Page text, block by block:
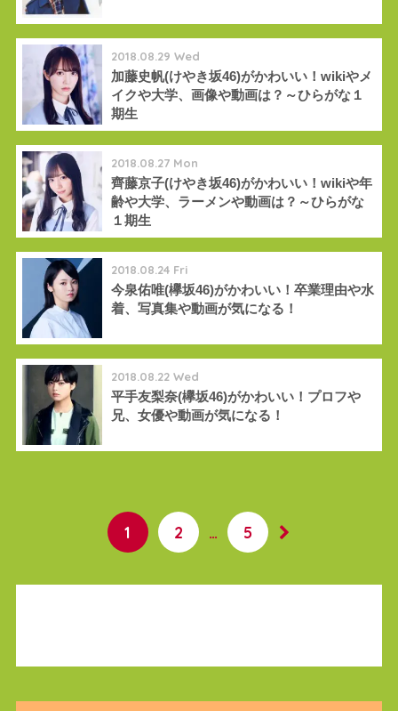
2018.08.29 Wed
加藤史帆(けやき坂46)がかわいい！wikiやメ
イクや大学、画像や動画は？～ひらがな１
期生
2018.08.27 Mon
齊藤京子(けやき坂46)がかわいい！wikiや年
齢や大学、ラーメンや動画は？～ひらがな
１期生
2018.08.24 Fri
今泉佑唯(欅坂46)がかわいい！卒業理由や水
着、写真集や動画が気になる！
2018.08.22 Wed
平手友梨奈(欅坂46)がかわいい！プロフや
兄、女優や動画が気になる！
1 2 … 5